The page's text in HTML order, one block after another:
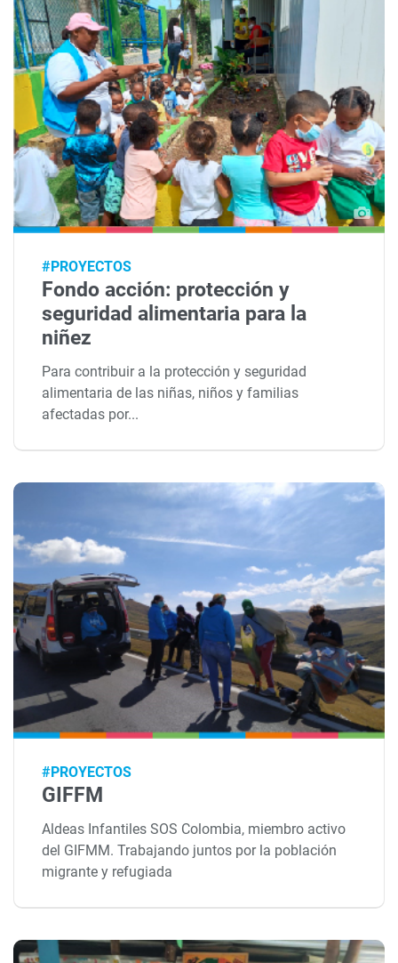
#PROYECTOS
Fondo acción: protección y
seguridad alimentaria para la
niñez
Para contribuir a la protección y seguridad
alimentaria de las niñas, niños y familias
afectadas por...
#PROYECTOS
GIFFM
Aldeas Infantiles SOS Colombia, miembro activo
del GIFMM. Trabajando juntos por la población
migrante y refugiada